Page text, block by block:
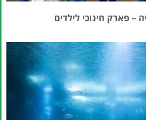
– פארק חינוכי לילדים